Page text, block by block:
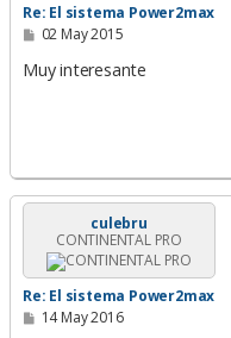
Re: El sistema Power2max
M
n
s
02 May 2015
Muy interesante
culebru
CONTINENTAL PRO
Re: El sistema Power2max
M14 May 2016